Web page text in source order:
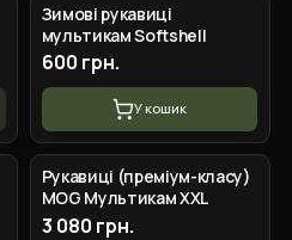
Зимові рукавиці
мультикам Softshell
600 грн.
У кошик
+4вар.
Рукавиці (преміум-класу)
MOG Мультикам XXL
3 080 грн.